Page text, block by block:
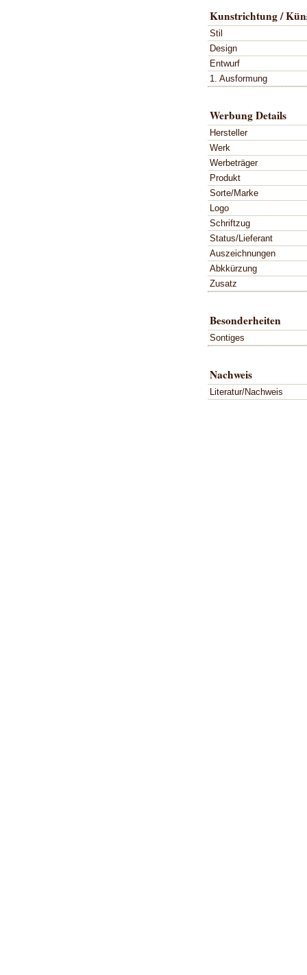
Kunstrichtung /
Stil
Design
Entwurf
1. Ausformung
Werbung Details
Hersteller
Werk
Werbeträger
Produkt
Sorte/Marke
Logo
Schriftzug
Status/Lieferant
Auszeichnungen
Abkkürzung
Zusatz
Besonderheiten
Sontiges
Nachweis
Literatur/Nachweis